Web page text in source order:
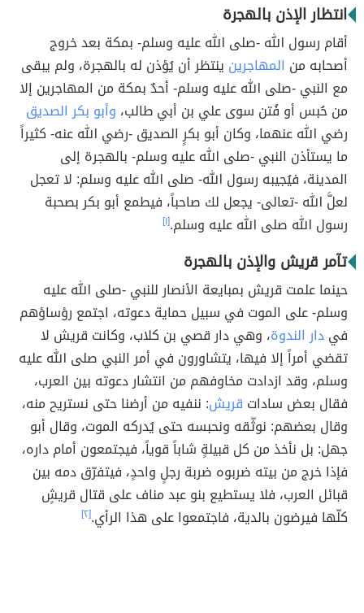
انتظار الإذن بالهجرة
أقام رسول الله -صلى الله عليه وسلم- بمكة بعد خروج
أصحابه من المهاجرين ينتظر أن يُؤذن له بالهجرة، ولم يبقى
مع النبي -صلى الله عليه وسلم- أحدٌ بمكة من المهاجرين إلا
من حُبس أو فُتن سوى علي بن أبي طالب، وأبو بكر الصديق
رضي الله عنهما، وكان أبو بكرٍ الصديق -رضي الله عنه- كثيراً
ما يستأذن النبي -صلى الله عليه وسلم- بالهجرة إلى
المدينة، فيُجيبه رسول الله- صلى الله عليه وسلم: لا تعجل
لعلَّ الله -تعالى- يجعل لك صاحباً، فيطمع أبو بكر بصحبة
رسول الله صلى الله عليه وسلم.[١]
تآمر قريش والإذن بالهجرة
حينما علمت قريش بمبايعة الأنصار للنبي -صلى الله عليه
وسلم- على الموت في سبيل حماية دعوته، اجتمع رؤساؤهم
فيدار الندوة، وهي دار قصي بن كلاب، وكانت قريش لا
تقضي أمراً إلا فيها، يتشاورون في أمر النبي صلى الله عليه
وسلم، وقد ازدادت مخاوفهم من انتشار دعوته بين العرب،
فقال بعض سادات قريش: ننفيه من أرضنا حتى نستريح منه،
وقال بعضهم: نوثّقه ونحبسه حتى يُدركه الموت، وقال أبو
جهل: بل نأخذ من كل قبيلةٍ شاباً قوياً، فيجتمعون أمام داره،
فإذا خرج من بيته ضربوه ضربة رجلٍ واحدٍ، فيتفرّق دمه بين
قبائل العرب، فلا يستطيع بنو عبد مناف على قتال قريشٍ
كلّها فيرضون بالدية، فاجتمعوا على هذا الرأي.[٢]